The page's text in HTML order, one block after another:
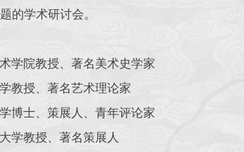
的学术研讨会。
学院教授、著名美术史学家
教授、著名艺术理论家
博士、策展人、青年评论家
学教授、著名策展人